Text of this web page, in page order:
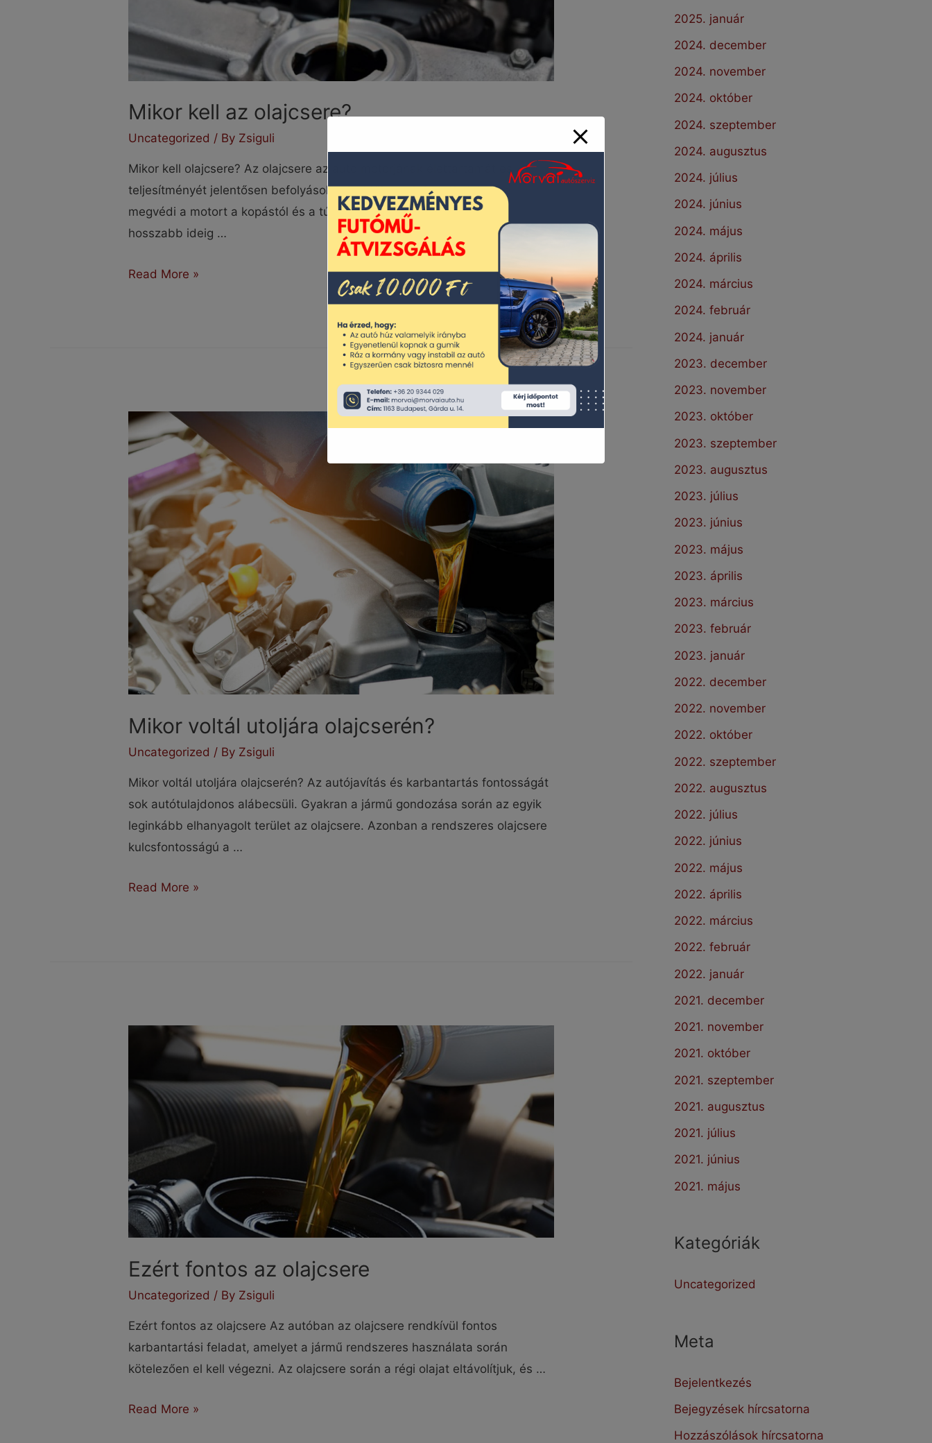
Mikor kell az olajcsere?
Uncategorized / By Zsiguli
Mikor kell olajcsere? Az olajcsere az autó motorjának élettartamát és
teljesítményét jelentősen befolyásolja. Az időben elvégzett olajcsere
megvédi a motort a kopástól és a túlmelegedéstől, így az autósok
hosszabb ideig …
Mikor
Read More »
Mikor voltál utoljára olajcserén?
Uncategorized / By Zsiguli
Mikor voltál utoljára olajcserén? Az autójavítás és karbantartás fontosságát
sok autótulajdonos alábecsüli. Gyakran a jármű gondozása során az egyik
leginkább elhanyagolt terület az olajcsere. Azonban a rendszeres olajcsere
kulcsfontosságú a …
Mikor
Read More »
Ezért fontos az olajcsere
Uncategorized / By Zsiguli
Ezért fontos az olajcsere Az autóban az olajcsere rendkívül fontos
karbantartási feladat, amelyet a jármű rendszeres használata során
kötelezően el kell végezni. Az olajcsere során a régi olajat eltávolítjuk, és …
Ezért
Read More »
2025. január
2024. december
2024. november
2024. október
2024. szeptember
2024. augusztus
2024. július
2024. június
2024. május
2024. április
2024. március
2024. február
2024. január
2023. december
2023. november
2023. október
2023. szeptember
2023. augusztus
2023. július
2023. június
2023. május
2023. április
2023. március
2023. február
2023. január
2022. december
2022. november
2022. október
2022. szeptember
2022. augusztus
2022. július
2022. június
2022. május
2022. április
2022. március
2022. február
2022. január
2021. december
2021. november
2021. október
2021. szeptember
2021. augusztus
2021. július
2021. június
2021. május
Kategóriák
Uncategorized
Meta
Bejelentkezés
Bejegyzések hírcsatorna
Hozzászólások hírcsatorna